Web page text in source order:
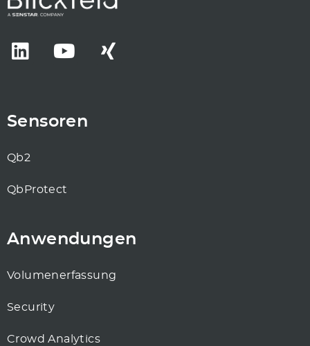
Sensoren
Qb2
QbProtect
Anwendungen
Volumenerfassung
Security
Crowd Analytics